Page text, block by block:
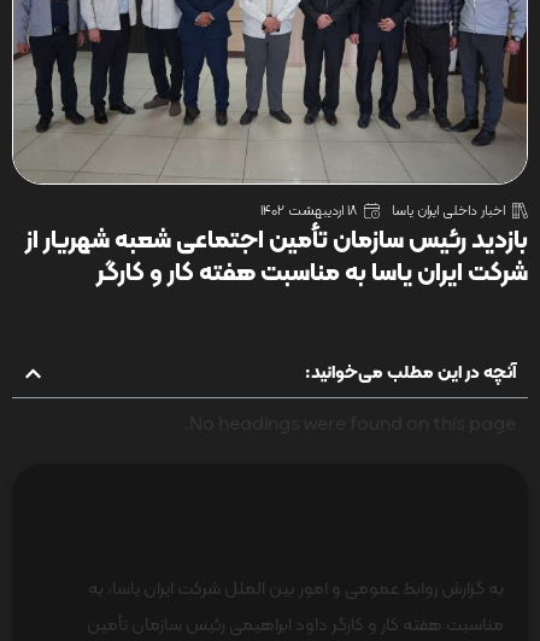
اخبار داخلی ایران یاسا 18 اردیبهشت 1402
بازدید رئیس سازمان تأمین اجتماعی شعبه شهریار از
شرکت ایران یاسا به مناسبت هفته کار و کارگر
آنچه در این مطلب می‌خوانید:
به گزارش روابط عمومی و امور بین الملل شرکت ایران یاسا، به
مناسبت هفته کار و کارگر داود ابراهیمی رئیس سازمان تأمین